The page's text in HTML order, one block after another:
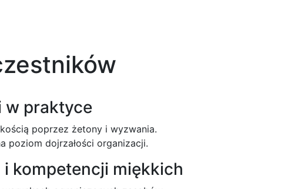
w praktyce
poprzez żetony i wyzwania.
poziom dojrzałości organizacji.
kompetencji miękkich